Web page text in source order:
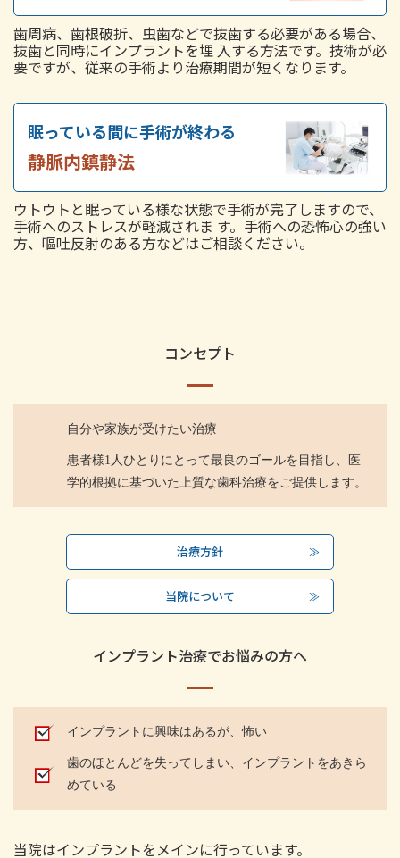
歯周病、歯根破折、虫歯などで抜歯する必要がある場合、
抜歯と同時にインプラントを埋 入する方法です。技術が必
要ですが、従来の手術より治療期間が短くなります。
眠っている間に手術が終わる
静脈内鎮静法
ウトウトと眠っている様な状態で手術が完了しますので、
手術へのストレスが軽減されま す。手術への恐怖心の強い
方、嘔吐反射のある方などはご相談ください。
コンセプト
自分や家族が受けたい治療
患者様1人ひとりにとって最良のゴールを目指し、医
学的根拠に基づいた上質な歯科治療をご提供します。
治療方針
当院について
インプラント治療でお悩みの方へ
インプラントに興味はあるが、怖い
歯のほとんどを失ってしまい、インプラントをあきら
めている
当院はインプラントをメインに行っています。